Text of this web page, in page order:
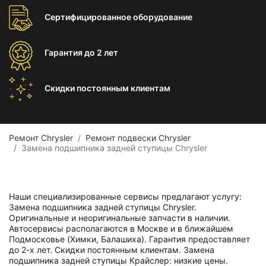
Сертифицированноеоборудование
Гарантиядо 2 лет
Скидки постоянным клиентам
Ремонт Chrysler
Ремонт подвески Chrysler
Замена подшипника задней ступицы Chrysler
Наши специализированные сервисы предлагают услугу:
Замена подшипника задней ступицы Chrysler.
Оригинальные и неоригинальные запчасти в наличии.
Автосервисы располагаются в Москве и в ближайшем
Подмосковье (Химки, Балашиха). Гарантия предоставляет
до 2-х лет. Скидки постоянным клиентам. Замена
подшипника задней ступицы Крайслер: низкие цены.